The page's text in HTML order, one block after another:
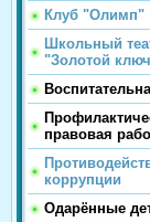
Клуб "Олимп"
Школьный
"Золотой
правовая
коррупции
Одарённые